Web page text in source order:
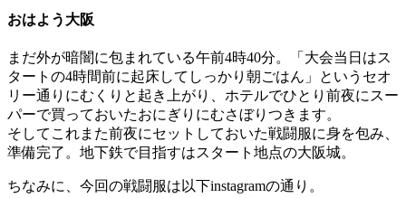
おはよう大阪
まだ外が暗闇に包まれている午前4時40分。「大会当日はス
タートの4時間前に起床してしっかり朝ごはん」というセオ
リー通りにむくりと起き上がり、ホテルでひとり前夜にスー
パーで買っておいたおにぎりにむさぼりつきます。
そしてこれまた前夜にセットしておいた戦闘服に身を包み、
準備完了。地下鉄で目指すはスタート地点の大阪城。
ちなみに、今回の戦闘服は以下instagramの通り。